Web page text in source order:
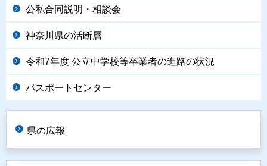
公私合同説明・相談会
神奈川県の活断層
令和7年度 公立中学校等卒業者の進路の状況
パスポートセンター
県の広報